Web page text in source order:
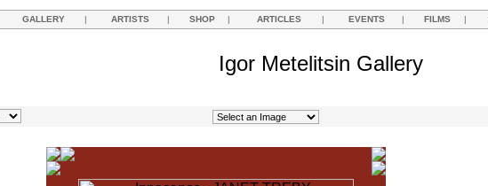
GALLERY | ARTISTS | SHOP | ARTICLES | EVENTS | FILMS |
Igor Metelitsin Gallery